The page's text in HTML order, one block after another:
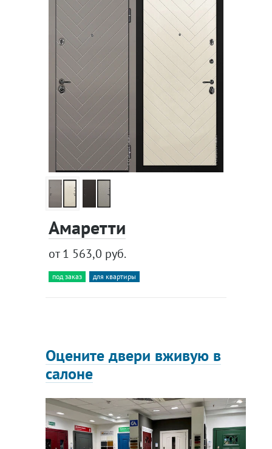
Амаретти
от 1 563,0 руб.
под заказ для квартиры
Оцените двери вживую в
салоне